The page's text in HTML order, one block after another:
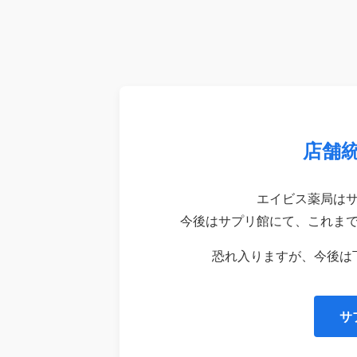
店舗
エイビス薬局は
今後はサプリ館にて、これま
恐れ入りますが、今後
サ